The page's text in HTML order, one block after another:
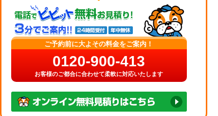
ご予約前に大よその料金をご案内！
0120-900-413
お客様のご都合に合わせて柔軟に対応いたします